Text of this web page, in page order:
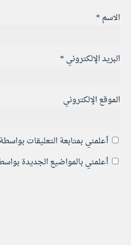
الاسم *
البريد الإلكتروني *
الموقع الإلكتروني
أعلمني بمتابعة التعليقات
أعلمني بالمواضيع الجديدة